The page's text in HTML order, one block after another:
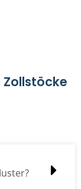
Zollstöcke